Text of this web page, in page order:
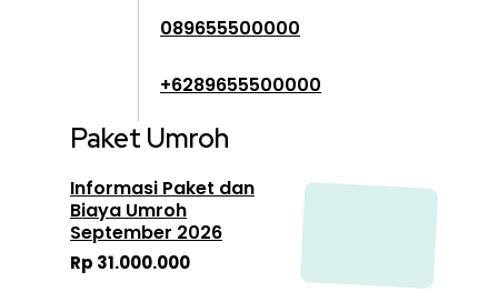
089655500000
+6289655500000
Paket Umroh
Informasi Paket dan
Biaya Umroh
September 2026
Rp 31.000.000